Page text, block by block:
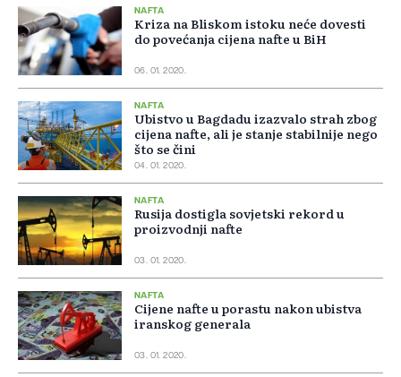
NAFTA
Kriza na Bliskom istoku neće dovesti
do povećanja cijena nafte u BiH
06. 01. 2020.
NAFTA
Ubistvo u Bagdadu izazvalo strah zbog
cijena nafte, ali je stanje stabilnije nego
što se čini
04. 01. 2020.
NAFTA
Rusija dostigla sovjetski rekord u
proizvodnji nafte
03. 01. 2020.
NAFTA
Cijene nafte u porastu nakon ubistva
iranskog generala
03. 01. 2020.